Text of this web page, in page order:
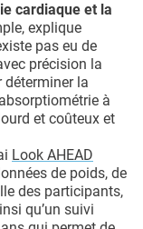
cardiaque et la
explique
pas eu de
précision la
déterminer la
à
et coûteux et
Look AHEAD
de poids, de
des participants,
qu’un suivi